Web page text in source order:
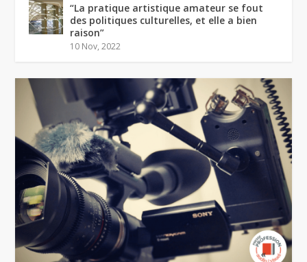
“La pratique artistique amateur se fout
des politiques culturelles, et elle a bien
raison”
10 Nov, 2022